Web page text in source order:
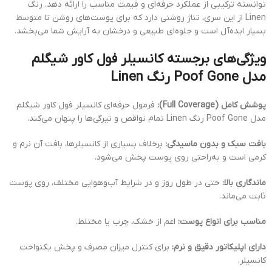
توانسته ترکیبی از عملکرد حرفه‌ای و قیمت مناسب را ارائه دهد. رنگ
Linen از این سری، تناژ روشنی دارد که برای پوست‌های روشن تا متوسط
بسیار ایده‌آل است و جلوه‌ای طبیعی و درخشان به آرایش شما می‌بخشد.
ویژگی‌های برجسته کانسیلر فول کاور شیگلم
مدل Poof Gone رنگ Linen
پوشش کامل (Full Coverage):
فرمول حرفه‌ای کانسیلر فول کاور شیگلم
مدل Poof Gone رنگ Linen تمام نواقص و تیرگی‌ها را پنهان می‌کند.
بافت سبک و بدون ماسیدگی: برخلاف بسیاری از کانسیلرها، بافت آن نرم و
کرمی است و به‌راحتی روی پوست پخش می‌شود.
ماندگاری بالا: حتی در طول روز و در شرایط آب‌و‌هوایی مختلف، روی پوست
ثابت می‌ماند.
مناسب برای انواع پوست: اعم از خشک، چرب یا مختلط.
دارای اپلیکاتور دقیق و نرم: برای کنترل میزان مصرف و پخش یکنواخت
کانسیلر.